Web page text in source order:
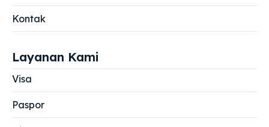
Kontak
Layanan Kami
Visa
Paspor